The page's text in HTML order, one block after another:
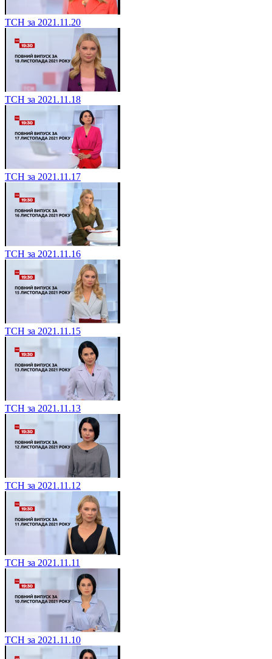
ТСН за 2021.11.20
ТСН за 2021.11.18
ТСН за 2021.11.17
ТСН за 2021.11.16
ТСН за 2021.11.15
ТСН за 2021.11.13
ТСН за 2021.11.12
ТСН за 2021.11.11
ТСН за 2021.11.10